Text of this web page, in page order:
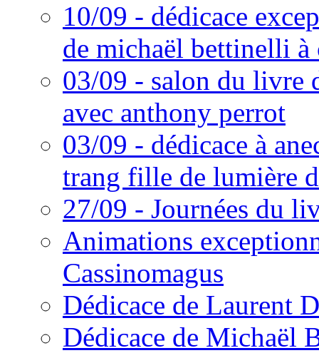
10/09 - dédicace
de michaël bettinelli à
03/09 - salon du livre
avec anthony perrot
03/09 - dédicace à
trang fille de lumière
27/09 - Journées du
Animations
Cassinomagus
Dédicace de Laurent
Dédicace de Michaël